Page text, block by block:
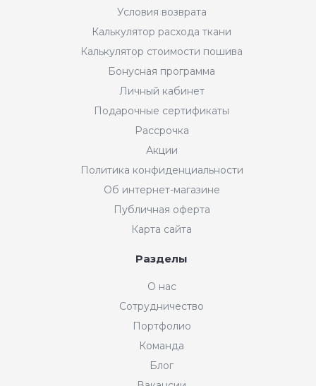
Условия возврата
Калькулятор расхода ткани
Калькулятор стоимости пошива
Бонусная программа
Личный кабинет
Подарочные сертификаты
Рассрочка
Акции
Политика конфиденциальности
Об интернет-магазине
Публичная оферта
Карта сайта
Разделы
О нас
Сотрудничество
Портфолио
Команда
Блог